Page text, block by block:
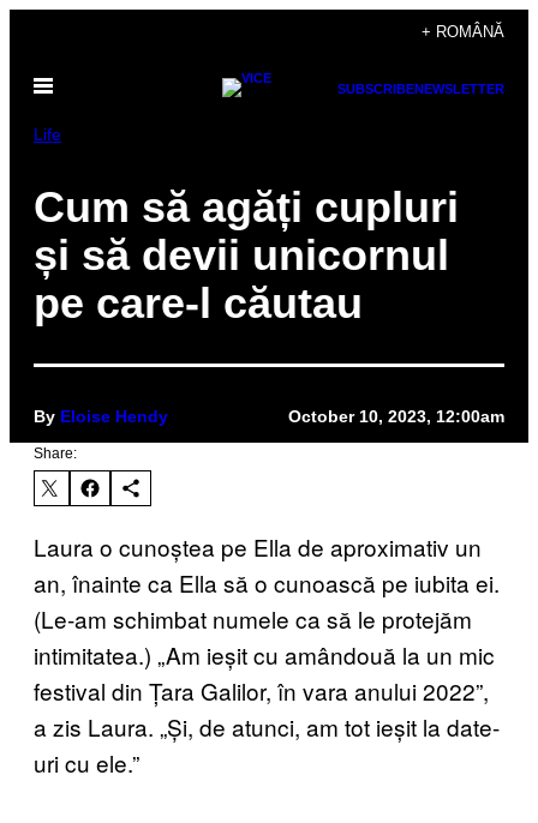
content
+ ROMÂNĂ
Open
SUBSCRIBENEWSLETTER
Life
Cum să agăți cupluri
și să devii unicornul
pe care-l căutau
By Eloise Hendy October 10, 2023, 12:00am
Share:
Laura o cunoștea pe Ella de aproximativ un
an, înainte ca Ella să o cunoască pe iubita ei.
(Le-am schimbat numele ca să le protejăm
intimitatea.) „Am ieșit cu amândouă la un mic
festival din Țara Galilor, în vara anului 2022”,
a zis Laura. „Și, de atunci, am tot ieșit la date-
uri cu ele.”